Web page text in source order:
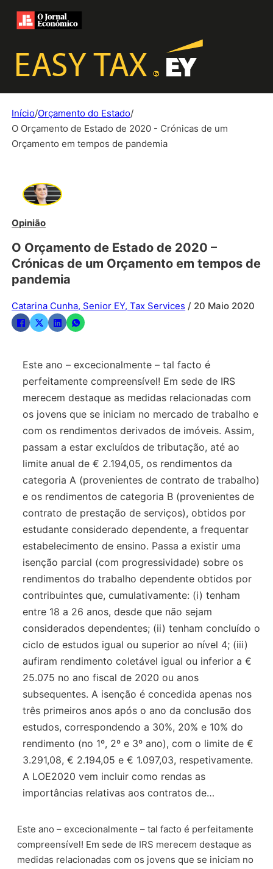
Início/Orçamento do Estado/
O Orçamento de Estado de 2020 - Crónicas de um
Orçamento em tempos de pandemia
Opinião
O Orçamento de Estado de 2020 –
Crónicas de um Orçamento em tempos de
pandemia
Catarina Cunha, Senior EY, Tax Services / 20 Maio 2020
Este ano – excecionalmente – tal facto é
perfeitamente compreensível! Em sede de IRS
merecem destaque as medidas relacionadas com
os jovens que se iniciam no mercado de trabalho e
com os rendimentos derivados de imóveis. Assim,
passam a estar excluídos de tributação, até ao
limite anual de € 2.194,05, os rendimentos da
categoria A (provenientes de contrato de trabalho)
e os rendimentos de categoria B (provenientes de
contrato de prestação de serviços), obtidos por
estudante considerado dependente, a frequentar
estabelecimento de ensino. Passa a existir uma
isenção parcial (com progressividade) sobre os
rendimentos do trabalho dependente obtidos por
contribuintes que, cumulativamente: (i) tenham
entre 18 a 26 anos, desde que não sejam
considerados dependentes; (ii) tenham concluído o
ciclo de estudos igual ou superior ao nível 4; (iii)
aufiram rendimento coletável igual ou inferior a €
25.075 no ano fiscal de 2020 ou anos
subsequentes. A isenção é concedida apenas nos
três primeiros anos após o ano da conclusão dos
estudos, correspondendo a 30%, 20% e 10% do
rendimento (no 1º, 2º e 3º ano), com o limite de €
3.291,08, € 2.194,05 e € 1.097,03, respetivamente.
A LOE2020 vem incluir como rendas as
importâncias relativas aos contratos de…
Este ano – excecionalmente – tal facto é perfeitamente
compreensível! Em sede de IRS merecem destaque as
medidas relacionadas com os jovens que se iniciam no